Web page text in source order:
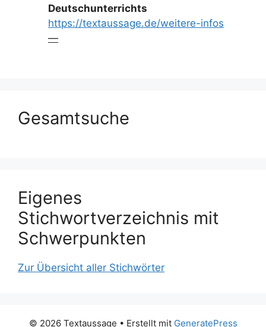
Deutschunterrichts
https://textaussage.de/weitere-infos
—
Gesamtsuche
Eigenes
Stichwortverzeichnis mit
Schwerpunkten
Zur Übersicht aller Stichwörter
© 2026 Textaussage • Erstellt mit GeneratePress